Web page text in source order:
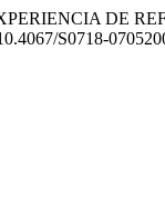
DE
S0718-